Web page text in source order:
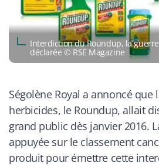
Interdiction du Roundup, la
déclarée © RSE Magazine
Ségolène Royal a annoncé que
herbicides, le Roundup, allait
grand public dès janvier 2016.
appuyée sur le classement
produit pour émettre cette